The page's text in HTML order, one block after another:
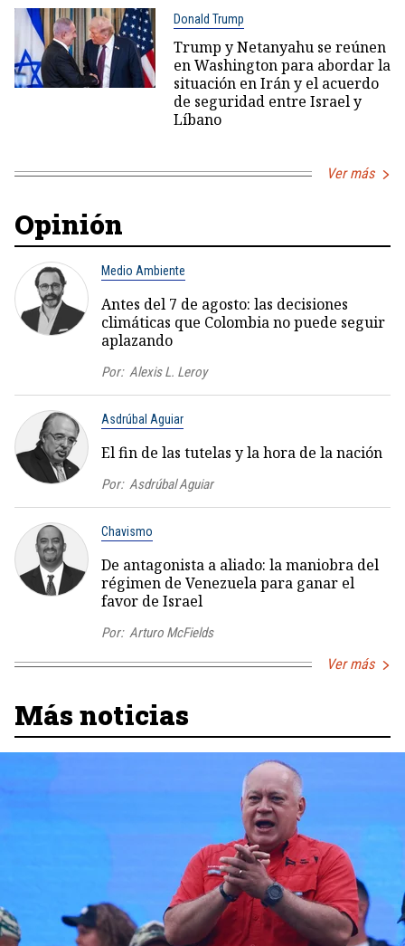
Donald Trump
Trump y Netanyahu se reúnen
en Washington para abordar la
situación en Irán y el acuerdo
de seguridad entre Israel y
Líbano
Ver más
Opinión
Medio Ambiente
Antes del 7 de agosto: las decisiones
climáticas que Colombia no puede seguir
aplazando
Por: Alexis L. Leroy
Asdrúbal Aguiar
El fin de las tutelas y la hora de la nación
Por: Asdrúbal Aguiar
Chavismo
De antagonista a aliado: la maniobra del
régimen de Venezuela para ganar el
favor de Israel
Por: Arturo McFields
Ver más
Más noticias